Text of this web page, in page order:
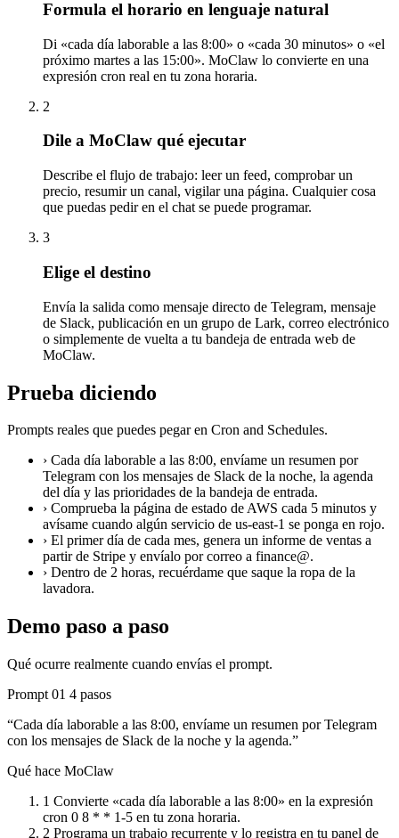
Formula el horario en lenguaje natural
Di «cada día laborable a las 8:00» o «cada 30 minutos» o «el
próximo martes a las 15:00». MoClaw lo convierte en una
expresión cron real en tu zona horaria.
2
Dile a MoClaw qué ejecutar
Describe el flujo de trabajo: leer un feed, comprobar un
precio, resumir un canal, vigilar una página. Cualquier cosa
que puedas pedir en el chat se puede programar.
3
Elige el destino
Envía la salida como mensaje directo de Telegram, mensaje
de Slack, publicación en un grupo de Lark, correo electrónico
o simplemente de vuelta a tu bandeja de entrada web de
MoClaw.
Prueba diciendo
Prompts reales que puedes pegar en Cron and Schedules.
› Cada día laborable a las 8:00, envíame un resumen por
Telegram con los mensajes de Slack de la noche, la agenda
del día y las prioridades de la bandeja de entrada.
› Comprueba la página de estado de AWS cada 5 minutos y
avísame cuando algún servicio de us-east-1 se ponga en rojo.
› El primer día de cada mes, genera un informe de ventas a
partir de Stripe y envíalo por correo a finance@.
› Dentro de 2 horas, recuérdame que saque la ropa de la
lavadora.
Demo paso a paso
Qué ocurre realmente cuando envías el prompt.
Prompt 01 4 pasos
“Cada día laborable a las 8:00, envíame un resumen por Telegram
con los mensajes de Slack de la noche y la agenda.”
Qué hace MoClaw
1 Convierte «cada día laborable a las 8:00» en la expresión
cron 0 8 * * 1-5 en tu zona horaria.
2 Programa un trabajo recurrente y lo registra en tu panel de